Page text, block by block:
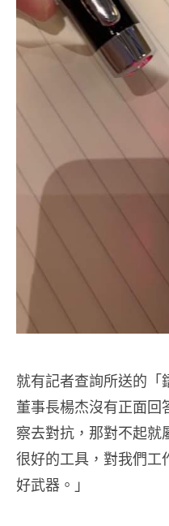
就有記者查詢所送的「
董事長楊杰沒有正面回
察去對抗，那對不起就
很好的工具，對我們工
好武器。」